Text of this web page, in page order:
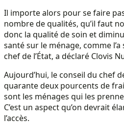
Il importe alors pour se faire
nombre de qualités, qu’il faut
donc la qualité de soin et
santé sur le ménage, comme
chef de l’État, a déclaré Clovis
Aujourd’hui, le conseil du chef
quarante deux pourcents de
sont les ménages qui les
C’est un aspect qu’on devrait
l’accès.